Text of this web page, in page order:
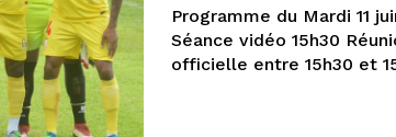
Programme du Mardi 11 juin
Séance vidéo 15h30 Réunion Composition rendue